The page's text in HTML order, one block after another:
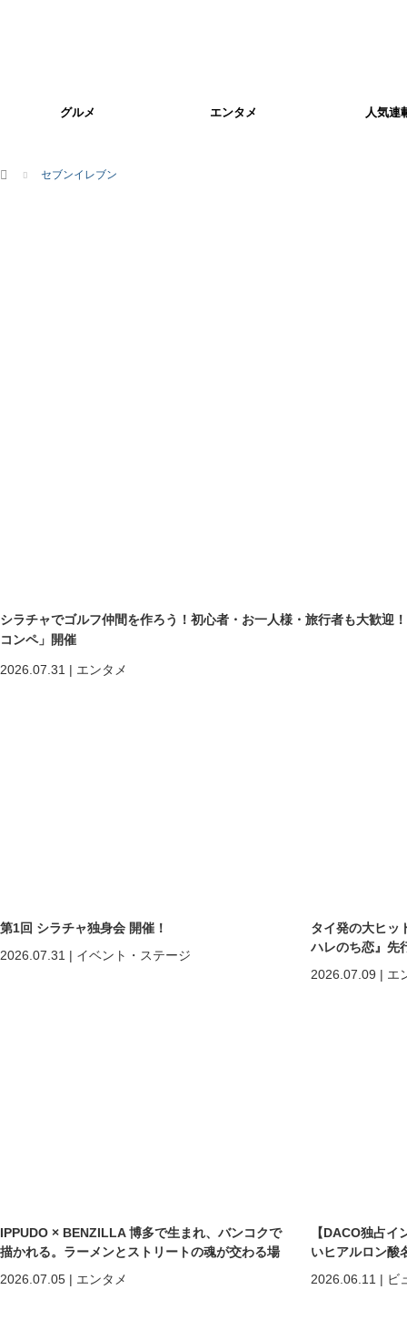
グルメ エンタメ 人気連
ホーム セブンイレブン
シラチャでゴルフ仲間を作ろう！初心者・お一人様・旅行者も大歓迎
コンペ」開催
2026.07.31 | エンタメ
第1回 シラチャ独身会 開催！
2026.07.31 | イベント・ステージ
タイ発の大ヒッ
ハレのち恋』先
2026.07.09 | エ
IPPUDO × BENZILLA 博多で生まれ、バンコクで
描かれる。ラーメンとストリートの魂が交わる場
2026.07.05 | エンタメ
【DACO独占
いヒアルロン酸
しくなる」だ
めの美容医療
2026.06.11 | ビ